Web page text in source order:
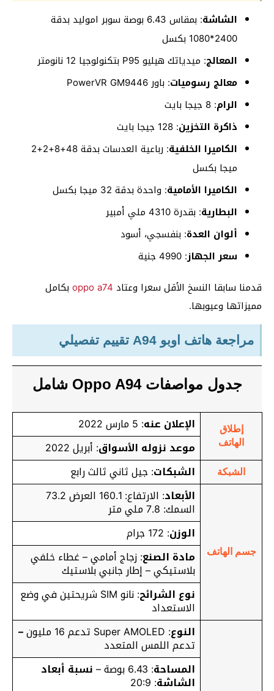
الشاشة
: بمقاس 6.43 بوصة سوبر اموليد بدقة
2400*1080 بكسل
المعالج: ميدياتك هيليو P95 بتكنولوجيا 12 نانومتر
معالج رسوميات: باور PowerVR GM9446
الرام: 8 جيجا بايت
ذاكرة التخزين: 128 جيجا بايت
الكاميرا الخلفية
: رباعية العدسات بدقة 48+8+2+2
ميجا بكسل
الكاميرا الأمامية: واحدة بدقة 32 ميجا بكسل
البطارية: بقدرة 4310 ملي أمبير
ألوان العدة: بنفسجي، أسود
سعر الجهاز: 4990 جنية
قدمنا سابقا النسخ الأقل سعرا وعتاد oppo a74 بكامل
مميزاتها وعيوبها.
مراجعة هاتف اوبو A94 تقييم تفصيلي
جدول مواصفات Oppo A94 شامل
إطلاق
الهاتف
الإعلان عنه: 5 مارس 2022
موعد نزوله الأسواق: أبريل 2022
الشبكة الشبكات: جيل ثاني ثالث رابع
جسم الهاتف
الأبعاد : الارتفاع: 160.1 العرض 73.2
السمك: 7.8 ملي متر
الوزن: 172 جرام
مادة الصنع: زجاج أمامي – غطاء خلفي
بلاستيكي – إطار جانبي بلاستيك
نوع الشرائح
: نانو SIM شريحتين في وضع
الاستعداد
النوع: Super AMOLED تدعم 16 مليون –
تدعم اللمس المتعدد
المساحة: 6.43 بوصة – نسبة أبعاد
الشاشة: 20:9